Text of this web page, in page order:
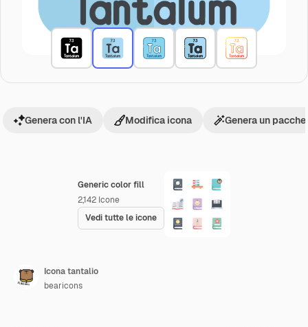
Generic color fill
2,142 Icone
Vedi tutte le icone
Genera con l'IA Modifica icona Genera un
Icona tantalio
bearicons